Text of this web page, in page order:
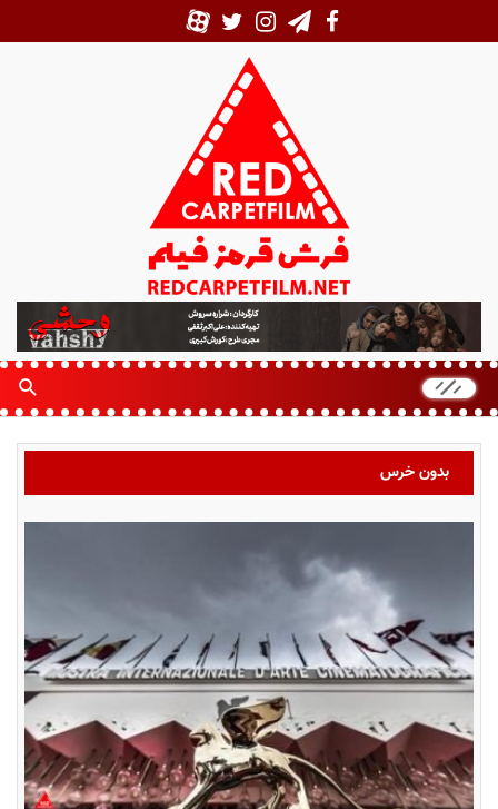
ر
ش
ر
م
بدون خرس